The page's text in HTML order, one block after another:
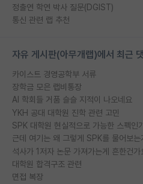
정출연 학연 박사 질문(DGIST)
통신 관련 랩 추천
자유 게시판(아무개랩)에서 최근
카이스트 경영공학부 서류
장학금 모은 랩비통장
AI 학회들 거품 슬슬 지적이 나오네요
YKH 공대 대학원 진학 관련 고민
SPK 대학원 현실적으로 가능한 스펙인
근데 여기는 왜 그렇게 SPK를 물어보는
석사가 1저자 논문 가져가는게 흔한건가
대학원 합격구조 관련
면접 복장